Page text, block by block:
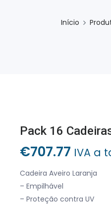
Início
Pack 16
€707.77 IVA a
Cadeira Aveiro Laranja
– Empilhável
– Proteção contra UV